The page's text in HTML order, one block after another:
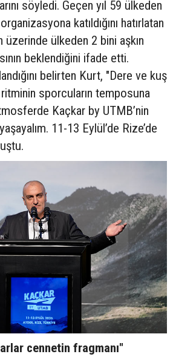
söyledi. Geçen yıl 59 ülkeden
katıldığını hatırlatan
üzerinde ülkeden 2 bini aşkın
beklendiğini ifade etti.
belirten Kurt, "Dere ve kuş
sporcuların temposuna
Kaçkar by UTMB’nin
11-13 Eylül’de Rize’de
cennetin fragmanı"